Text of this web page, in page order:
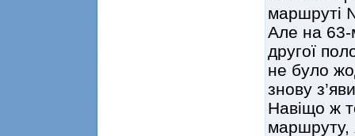
маршруті
Але на 63-
другої
не було
знову
Навіщо ж
маршруту,